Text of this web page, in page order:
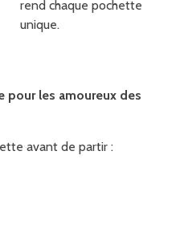
rend chaque pochette
unique.
pour les amoureux des
avant de partir :